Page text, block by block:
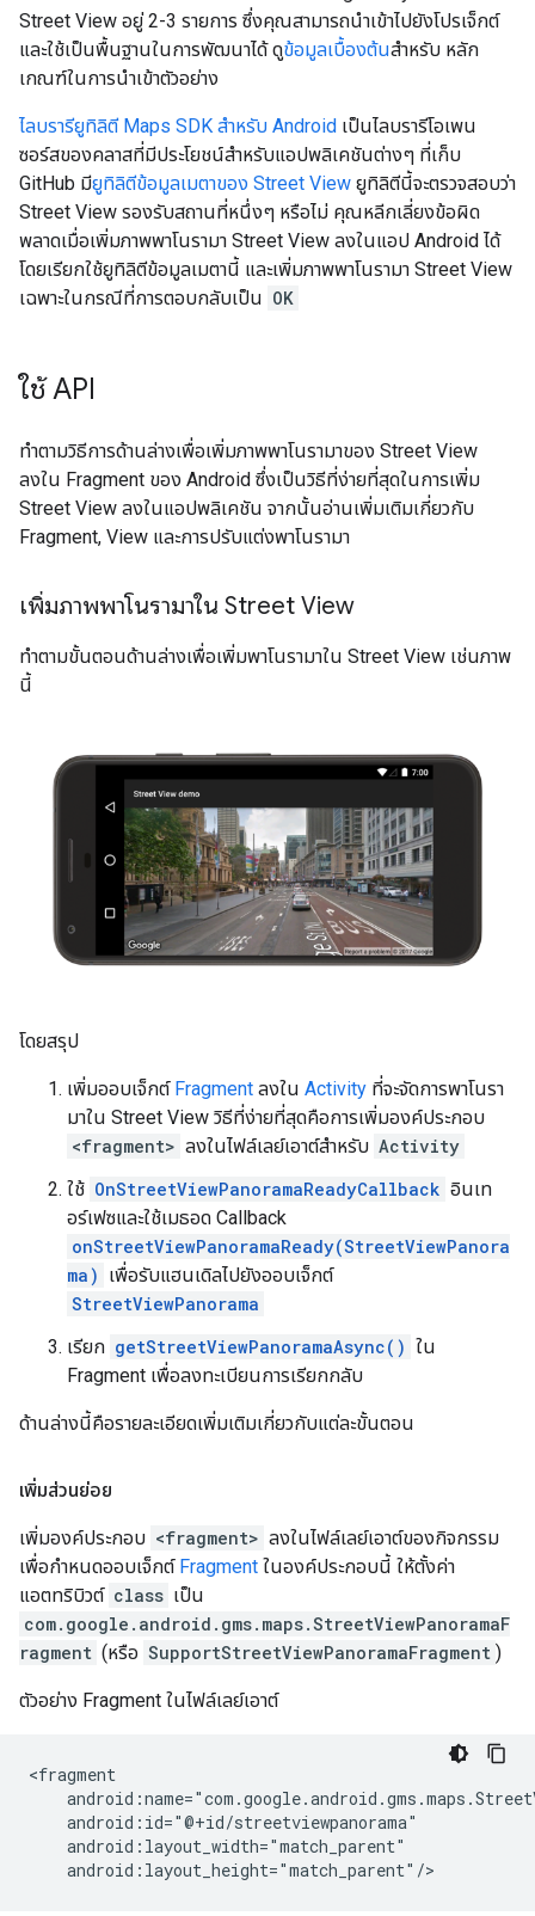
Street View อยู่ 2-3 รายการ ซึ่งคุณสามารถนำเข้าไปยังโปรเจ็กต์
และใช้เป็นพื้นฐานในการพัฒนาได้ ดูข้อมูลเบื้องต้นสำหรับ หลัก
เกณฑ์ในการนำเข้าตัวอย่าง
ไลบรารียูทิลิตี Maps SDK สำหรับ Android เป็นไลบรารีโอเพน
ซอร์สของคลาสที่มีประโยชน์สำหรับแอปพลิเคชันต่างๆ ที่เก็บ
GitHub มียูทิลิตีข้อมูลเมตาของ Street View ยูทิลิตีนี้จะตรวจสอบว่า
Street View รองรับสถานที่หนึ่งๆ หรือไม่ คุณหลีกเลี่ยงข้อผิด
พลาดเมื่อเพิ่มภาพพาโนรามา Street View ลงในแอป Android ได้
โดยเรียกใช้ยูทิลิตีข้อมูลเมตานี้ และเพิ่มภาพพาโนรามา Street View
เฉพาะในกรณีที่การตอบกลับเป็น OK
ใช้ API
ทำตามวิธีการด้านล่างเพื่อเพิ่มภาพพาโนรามาของ Street View
ลงใน Fragment ของ Android ซึ่งเป็นวิธีที่ง่ายที่สุดในการเพิ่ม
Street View ลงในแอปพลิเคชัน จากนั้นอ่านเพิ่มเติมเกี่ยวกับ
Fragment, View และการปรับแต่งพาโนรามา
เพิ่มภาพพาโนรามาใน Street View
ทำตามขั้นตอนด้านล่างเพื่อเพิ่มพาโนรามาใน Street View เช่นภาพ
นี้
โดยสรุป
เพิ่มออบเจ็กต์ Fragment ลงใน Activity ที่จะจัดการพาโนรา
มาใน Street View วิธีที่ง่ายที่สุดคือการเพิ่มองค์ประกอบ
<fragment> ลงในไฟล์เลย์เอาต์สำหรับ Activity
ใช้ OnStreetViewPanoramaReadyCallback อินเท
อร์เฟซและใช้เมธอด Callback
onStreetViewPanoramaReady(StreetViewPanora
ma) เพื่อรับแฮนเดิลไปยังออบเจ็กต์
StreetViewPanorama
เรียก getStreetViewPanoramaAsync() ใน
Fragment เพื่อลงทะเบียนการเรียกกลับ
ด้านล่างนี้คือรายละเอียดเพิ่มเติมเกี่ยวกับแต่ละขั้นตอน
เพิ่มส่วนย่อย
เพิ่มองค์ประกอบ <fragment> ลงในไฟล์เลย์เอาต์ของกิจกรรม
เพื่อกำหนดออบเจ็กต์ Fragment ในองค์ประกอบนี้ ให้ตั้งค่า
แอตทริบิวต์ class เป็น
com.google.android.gms.maps.StreetViewPanoramaF
ragment (หรือ SupportStreetViewPanoramaFragment )
ตัวอย่าง Fragment ในไฟล์เลย์เอาต์
<fragment
    android:id="@+id/streetviewpanorama"
    android:layout_width="match_parent"
    android:layout_height="match_parent"/>